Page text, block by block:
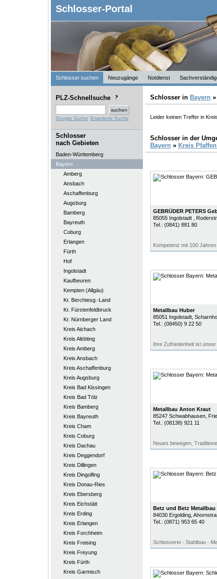
Schlosser-Portal
Schlosser suchen Neuzugänge Notdienst
PLZ-Schnellsuche
Google Suche Erweiterte Suche
Schlosser
nach Gebieten
Baden-Württemberg
Bayern
Amberg
Ansbach
Aschaffenburg
Augsburg
Bamberg
Bayreuth
Coburg
Erlangen
Fürth
Hof
Ingolstadt
Kaufbeuren
Kempten (Allgäu)
Kr. Berchtesg.-Land
Kr. Fürstenfeldbruck
Kr. Nürnberger Land
Kreis Aichach
Kreis Altötting
Kreis Amberg
Kreis Ansbach
Kreis Aschaffenburg
Kreis Augsburg
Kreis Bad Kissingen
Kreis Bad Tölz
Kreis Bamberg
Kreis Bayreuth
Kreis Cham
Kreis Coburg
Kreis Dachau
Kreis Deggendorf
Kreis Dillingen
Kreis Dingolfing
Kreis Donau-Ries
Kreis Ebersberg
Kreis Eichstätt
Kreis Erding
Kreis Erlangen
Kreis Forchheim
Kreis Freising
Kreis Freyung
Kreis Fürth
Kreis Garmisch
Schlosser in Bayern
Leider keinen Treffer in
Schlosser in der
Bayern » Kreis
GEBRÜDER PETERS
85055 Ingolstadt
,
Tel.: (0841) 881 80
Kompetenz mit 100
Metallbau Huber
85051 Ingolstadt,
Tel.: (08450) 9 22 50
Ihre Zufriedenheit ist unser
Metallbau Anton Kraut
85247 Schwabhausen,
Tel.: (08138) 921 11
Neues bewegen,
Betz und Betz Metallbau
84030 Ergolding,
Tel.: (0871) 953 65 40
Schlosserei - Stahlbau -